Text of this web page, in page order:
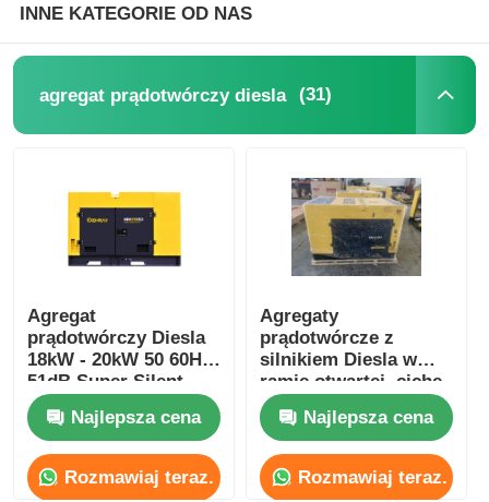
Zestaw generatora spawalniczego
silnik diesla generatora
pompa wody ściekowej
INNE KATEGORIE OD NAS
agregat prądotwórczy diesla (31)
Agregat
prądotwórczy Diesla
18kW - 20kW 50 60Hz
51dB Super Silent
Generator RDE25SS3
Najlepsza cena
Rozmawiaj teraz.
Agregaty
prądotwórcze z
silnikiem Diesla w
ramie otwartej, ciche
zestawy
prądotwórcze DG
68L, przemysłowe
generatory Diesla, typ
cichy
Najlepsza cena
Rozmawiaj teraz.